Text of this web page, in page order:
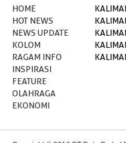
HOME
HOT NEWS
NEWS UPDATE
KOLOM
RAGAM INFO
INSPIRASI
FEATURE
OLAHRAGA
EKONOMI